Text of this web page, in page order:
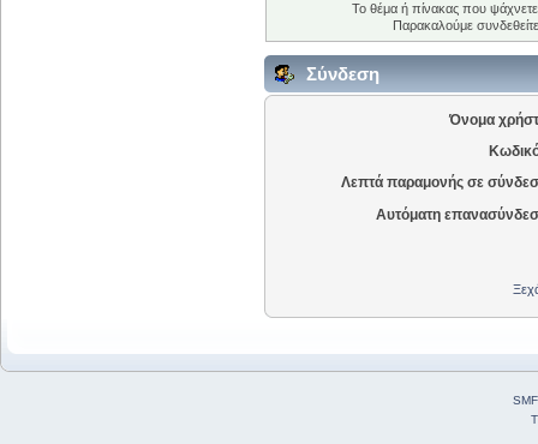
Το θέμα ή πίνακας που
Παρακαλούμε
Σύνδεση
Όνομα
Λεπτά παραμονής σε
Αυτόματη